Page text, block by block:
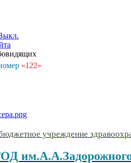
«122»
учреждение